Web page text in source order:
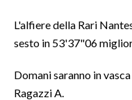
INFO AZIENDE
ANNUNCI
L'alfiere della Rari
sesto in 53'37"06
Domani saranno in
Ragazzi A.